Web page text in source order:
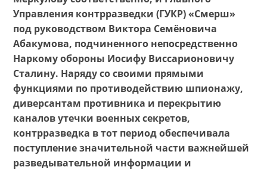
Управления контрразведки (ГУКР) «Смерш»
под руководством Виктора Семёновича
Абакумова, подчиненного непосредственно
Наркому обороны Иосифу Виссарионовичу
Сталину. Наряду со своими прямыми
функциями по противодействию шпионажу,
диверсантам противника и перекрытию
каналов утечки военных секретов,
контрразведка в тот период обеспечивала
поступление значительной части важнейшей
разведывательной информации и